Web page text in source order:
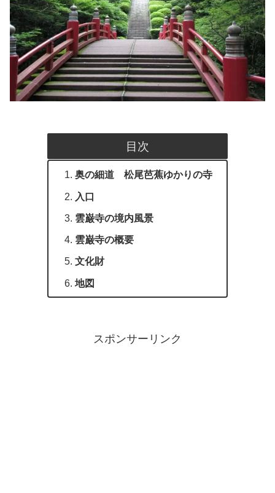
目次
奥の細道 松尾芭蕉ゆかりの寺
入口
雲巌寺の境内風景
雲巌寺の概要
文化財
地図
スポンサーリンク